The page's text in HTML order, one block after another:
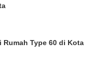
Rumah Type 60 di Kota